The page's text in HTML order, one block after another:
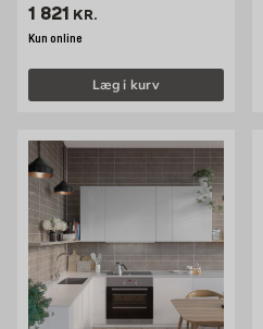
Pris 1821 kr. /stk
1 821 KR.
Kun online
Læg i kurv